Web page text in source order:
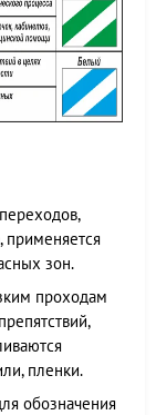
применяется
зон.
проходам
пленки.
обозначения